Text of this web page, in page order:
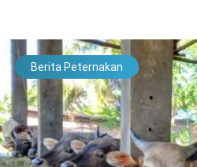
Berita Peternakan